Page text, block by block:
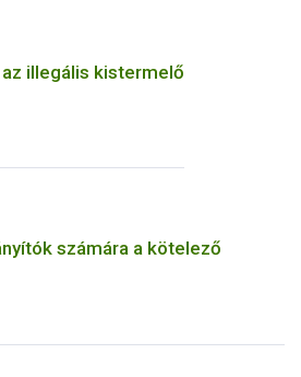
illegális kistermelő
számára a kötelező